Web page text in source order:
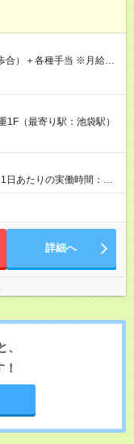
各種手当 ※月給22
額が増える仕組みで
単価の4倍）＋（利益
用期
、給与は本採用時と同
（最寄り駅：池袋駅）
日あたりの実働時間：８
8時00分～18時00分 ・
時00分 ・18時00分～翌
詳細へ